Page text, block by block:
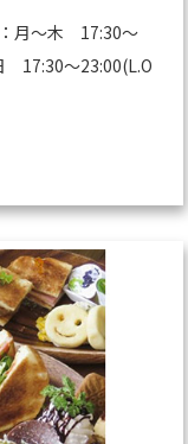
月〜木 17:30〜
17:30〜23:00(L.O